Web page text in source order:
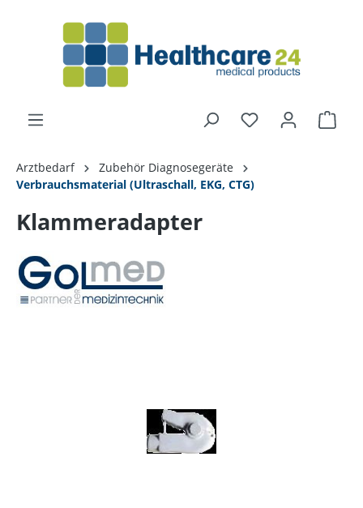
Arztbedarf
Zubehör Diagnosegeräte
Verbrauchsmaterial (Ultraschall, EKG, CTG)
Klammeradapter